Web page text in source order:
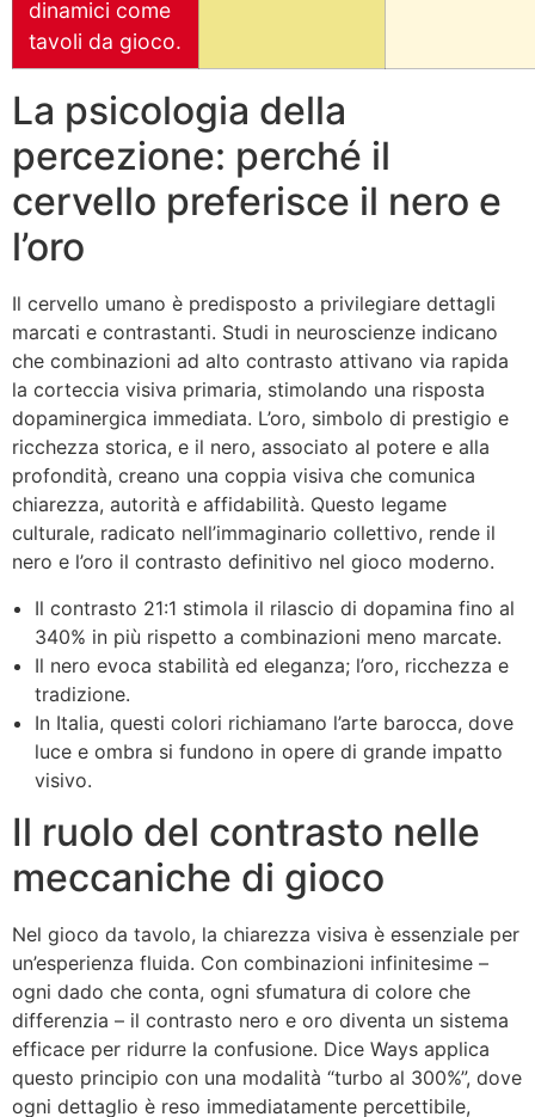
dinamici come
tavoli da gioco.
La psicologia della
percezione: perché il
cervello preferisce il nero e
l’oro
Il cervello umano è predisposto a privilegiare dettagli
marcati e contrastanti. Studi in neuroscienze indicano
che combinazioni ad alto contrasto attivano via rapida
la corteccia visiva primaria, stimolando una risposta
dopaminergica immediata. L’oro, simbolo di prestigio e
ricchezza storica, e il nero, associato al potere e alla
profondità, creano una coppia visiva che comunica
chiarezza, autorità e affidabilità. Questo legame
culturale, radicato nell’immaginario collettivo, rende il
nero e l’oro il contrasto definitivo nel gioco moderno.
Il contrasto 21:1 stimola il rilascio di dopamina fino al
340% in più rispetto a combinazioni meno marcate.
Il nero evoca stabilità ed eleganza; l’oro, ricchezza e
tradizione.
In Italia, questi colori richiamano l’arte barocca, dove
luce e ombra si fundono in opere di grande impatto
visivo.
Il ruolo del contrasto nelle
meccaniche di gioco
Nel gioco da tavolo, la chiarezza visiva è essenziale per
un’esperienza fluida. Con combinazioni infinitesime –
ogni dado che conta, ogni sfumatura di colore che
differenzia – il contrasto nero e oro diventa un sistema
efficace per ridurre la confusione. Dice Ways applica
questo principio con una modalità “turbo al 300%”, dove
ogni dettaglio è reso immediatamente percettibile,